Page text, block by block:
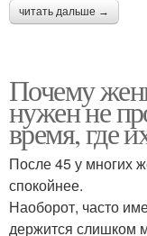
читать дальше →
Почему
нужен не
время, где
После 45 у многих
спокойнее.
Наоборот, часто
держится слишком